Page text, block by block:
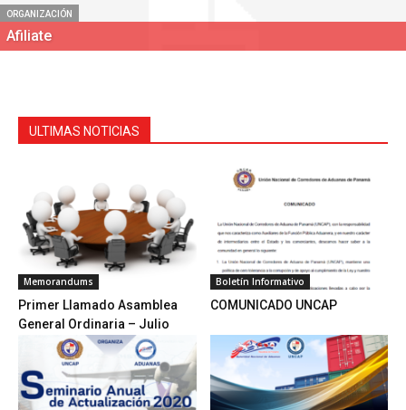
ORGANIZACIÓN
Afiliate
ULTIMAS NOTICIAS
Memorandums
Primer Llamado Asamblea
General Ordinaria – Julio
Boletín Informativo
COMUNICADO UNCAP